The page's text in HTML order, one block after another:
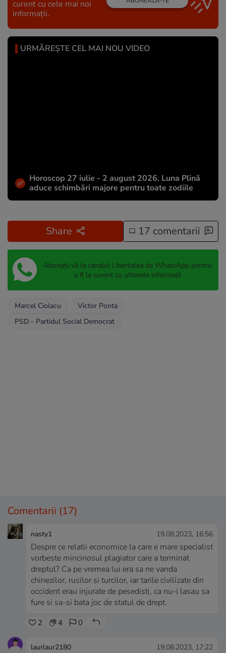
curent cu cele mai noi
informații.
URMĂREȘTE CEL MAI NOU VIDEO
Horoscop 27 iulie - 2 august 2026. Luna Plină
aduce schimbări majore pentru toate zodiile
Share 17 comentarii
Abonați-vă la canalul Libertatea de WhatsApp pentru
a fi la curent cu ultimele informații
Marcel Ciolacu
Victor Ponta
PSD - Partidul Social Democrat
Comentarii (17)
nasty1 19.08.2023, 16:56
Despre ce relatii economice la care e mare specialist
vorbeste mincinosul plagiator care a terminat
dreptul? Ca pe vremea lui era sa ne vanda
chinezilor, rusilor si turcilor, iar tarile civilizate din
occident erau injurate de pesedisti, ca nu-i lasau sa
fure si sa-si bata joc de statul de drept.
2 4 0
laurlaur2180 19.08.2023, 17:22